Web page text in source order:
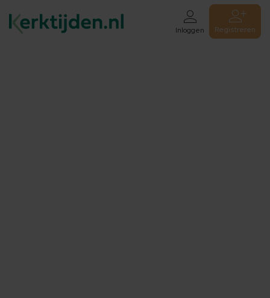
Inloggen Registreren